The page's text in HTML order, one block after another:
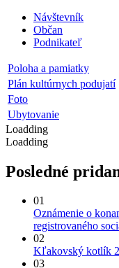
Návštevník
Občan
Podnikateľ
Poloha a pamiatky
Plán kultúrnych podujatí
Foto
Ubytovanie
Loadding
Loadding
Posledné
01
Oznámenie o
registrovaného
02
Kľakovský kotlík
03